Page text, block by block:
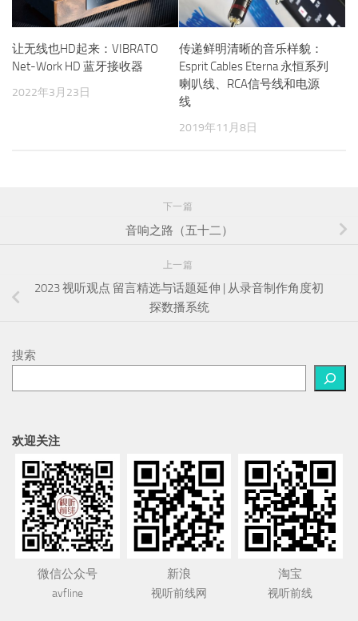
让无线也HD起来：VIBRATO
Net-Work HD 蓝牙接收器
2022年3月23日
传递鲜明清晰的音乐样貌：
Esprit Cables Eterna 永恒系列
喇叭线、RCA信号线和电源
线
2019年11月8日
下一篇
音响之路（五十二）
上一篇
2023 视听观点 留言精选与话题延伸 | 从录音制作角度初
探数播系统
搜索
欢迎关注
微信公众号
avfline
新浪
视听前线网
淘宝
视听前线